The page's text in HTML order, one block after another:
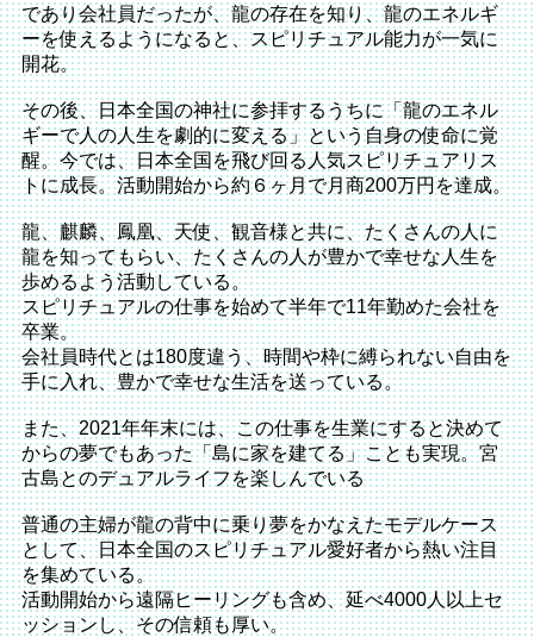
であり会社員だったが、龍の存在を知り、龍のエネルギ
ーを使えるようになると、スピリチュアル能力が一気に
開花。
その後、日本全国の神社に参拝するうちに「龍のエネル
ギーで人の人生を劇的に変える」という自身の使命に覚
醒。今では、日本全国を飛び回る人気スピリチュアリス
トに成長。活動開始から約６ヶ月で月商200万円を達成。
龍、麒麟、鳳凰、天使、観音様と共に、たくさんの人に
龍を知ってもらい、たくさんの人が豊かで幸せな人生を
歩めるよう活動している。
スピリチュアルの仕事を始めて半年で11年勤めた会社を
卒業。
会社員時代とは180度違う、時間や枠に縛られない自由を
手に入れ、豊かで幸せな生活を送っている。
また、2021年年末には、この仕事を生業にすると決めて
からの夢でもあった「島に家を建てる」ことも実現。宮
古島とのデュアルライフを楽しんでいる
普通の主婦が龍の背中に乗り夢をかなえたモデルケース
として、日本全国のスピリチュアル愛好者から熱い注目
を集めている。
活動開始から遠隔ヒーリングも含め、延べ4000人以上セ
ッションし、その信頼も厚い。